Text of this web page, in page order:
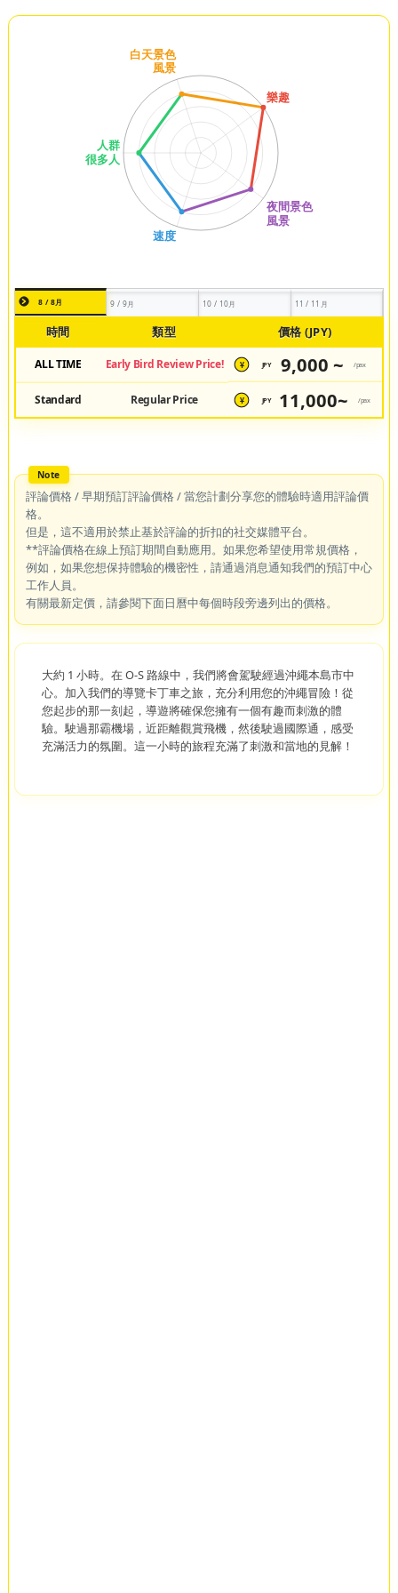
8 / 8月 9 / 9月 10 / 10月 11 / 11月
時間 類型 價格 (JPY)
ALL TIME Early Bird Review Price! ¥ JPY 9,000 ~ /pax
Standard Regular Price ¥ JPY 11,000~ /pax
評論價格 / 早期預訂評論價格 / 當您計劃分享您的體驗時適用評論價
格。
但是，這不適用於禁止基於評論的折扣的社交媒體平台。
**評論價格在線上預訂期間自動應用。如果您希望使用常規價格，
例如，如果您想保持體驗的機密性，請通過消息通知我們的預訂中心
工作人員。
有關最新定價，請參閱下面日曆中每個時段旁邊列出的價格。
大約 1 小時。在 O-S 路線中，我們將會駕駛經過沖繩本島市中
心。加入我們的導覽卡丁車之旅，充分利用您的沖繩冒險！從
您起步的那一刻起，導遊將確保您擁有一個有趣而刺激的體
驗。駛過那霸機場，近距離觀賞飛機，然後駛過國際通，感受
充滿活力的氛圍。這一小時的旅程充滿了刺激和當地的見解！